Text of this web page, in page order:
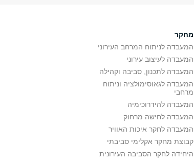
מחקר
המעבדה לניתוח המרחב העירוני
המעבדה לעיצוב עירוני
המעבדה לתכנון, סביבה וקהילה
המעבדה לגאוסימולציה וניתוח
מרחבי
המעבדה להידרוכימיה
המעבדה לחישה מרחוק
המעבדה לחקר איכות האוויר
קבוצת מחקר אקלימי סביבתי
היחידה לחקר הסביבה העירונית